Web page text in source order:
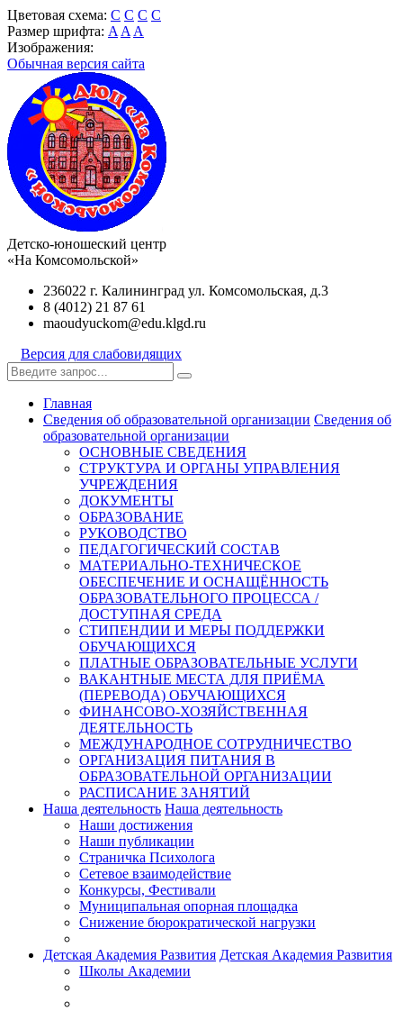
Цветовая схема: C C C C
Размер шрифта: A A A
Изображения:
Обычная версия сайта
Детско-юношеский центр
«На Комсомольской»
236022 г. Калининград ул. Комсомольская, д.3
8 (4012) 21 87 61
maoudyuckom@edu.klgd.ru
Версия для слабовидящих
Главная
Сведения об образовательной организации Сведения об
образовательной организации
ОСНОВНЫЕ СВЕДЕНИЯ
СТРУКТУРА И ОРГАНЫ УПРАВЛЕНИЯ
УЧРЕЖДЕНИЯ
ДОКУМЕНТЫ
ОБРАЗОВАНИЕ
РУКОВОДСТВО
ПЕДАГОГИЧЕСКИЙ СОСТАВ
МАТЕРИАЛЬНО-ТЕХНИЧЕСКОЕ
ОБЕСПЕЧЕНИЕ И ОСНАЩЁННОСТЬ
ОБРАЗОВАТЕЛЬНОГО ПРОЦЕССА /
ДОСТУПНАЯ СРЕДА
СТИПЕНДИИ И МЕРЫ ПОДДЕРЖКИ
ОБУЧАЮЩИХСЯ
ПЛАТНЫЕ ОБРАЗОВАТЕЛЬНЫЕ УСЛУГИ
ВАКАНТНЫЕ МЕСТА ДЛЯ ПРИЁМА
(ПЕРЕВОДА) ОБУЧАЮЩИХСЯ
ФИНАНСОВО-ХОЗЯЙСТВЕННАЯ
ДЕЯТЕЛЬНОСТЬ
МЕЖДУНАРОДНОЕ СОТРУДНИЧЕСТВО
ОРГАНИЗАЦИЯ ПИТАНИЯ В
ОБРАЗОВАТЕЛЬНОЙ ОРГАНИЗАЦИИ
РАСПИСАНИЕ ЗАНЯТИЙ
Наша деятельность Наша деятельность
Наши достижения
Наши публикации
Страничка Психолога
Сетевое взаимодействие
Конкурсы, Фестивали
Муниципальная опорная площадка
Снижение бюрократической нагрузки
Детская Академия Развития Детская Академия Развития
Школы Академии